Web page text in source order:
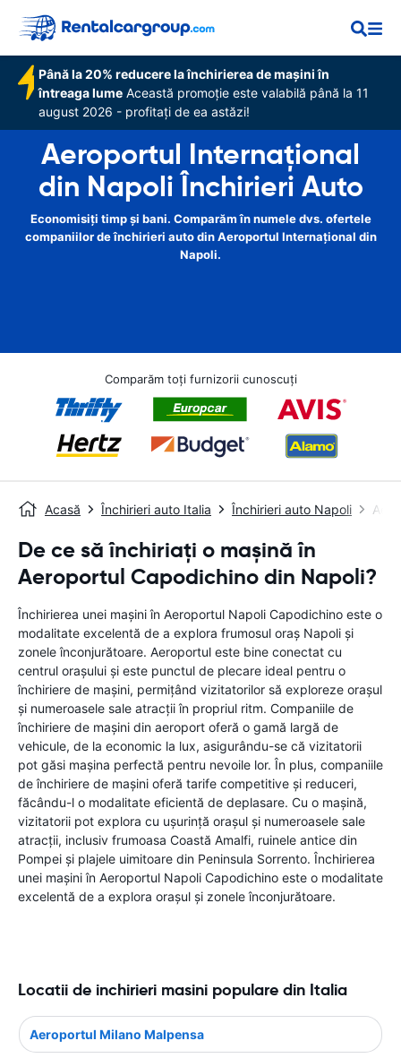
Până la 20% reducere la închirierea de mașini în
întreaga lume Această promoție este valabilă până la 11
august 2026 - profitați de ea astăzi!
Aeroportul Internațional
din Napoli Închirieri Auto
Economisiți timp și bani. Comparăm în numele dvs. ofertele
companiilor de închirieri auto din Aeroportul Internațional din
Napoli.
Comparăm toți furnizorii cunoscuți
Acasă Închirieri auto Italia Închirieri auto Napoli
De ce să închiriați o mașină în
Aeroportul Capodichino din Napoli?
Închirierea unei mașini în Aeroportul Napoli Capodichino este o
modalitate excelentă de a explora frumosul oraș Napoli și
zonele înconjurătoare. Aeroportul este bine conectat cu
centrul orașului și este punctul de plecare ideal pentru o
închiriere de mașini, permițând vizitatorilor să exploreze orașul
și numeroasele sale atracții în propriul ritm. Companiile de
închiriere de mașini din aeroport oferă o gamă largă de
vehicule, de la economic la lux, asigurându-se că vizitatorii
pot găsi mașina perfectă pentru nevoile lor. În plus, companiile
de închiriere de mașini oferă tarife competitive și reduceri,
făcându-l o modalitate eficientă de deplasare. Cu o mașină,
vizitatorii pot explora cu ușurință orașul și numeroasele sale
atracții, inclusiv frumoasa Coastă Amalfi, ruinele antice din
Pompei și plajele uimitoare din Peninsula Sorrento. Închirierea
unei mașini în Aeroportul Napoli Capodichino este o modalitate
excelentă de a explora orașul și zonele înconjurătoare.
Locatii de inchirieri masini populare din Italia
Aeroportul Milano Malpensa